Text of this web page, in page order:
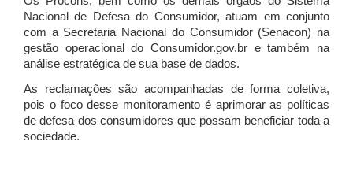
Nacional de Defesa do Consumidor, atuam em conjunto
com a Secretaria Nacional do Consumidor (Senacon) na
gestão operacional do Consumidor.gov.br e também na
análise estratégica de sua base de dados.
As reclamações são acompanhadas de forma coletiva,
pois o foco desse monitoramento é aprimorar as políticas
de defesa dos consumidores que possam beneficiar toda a
sociedade.